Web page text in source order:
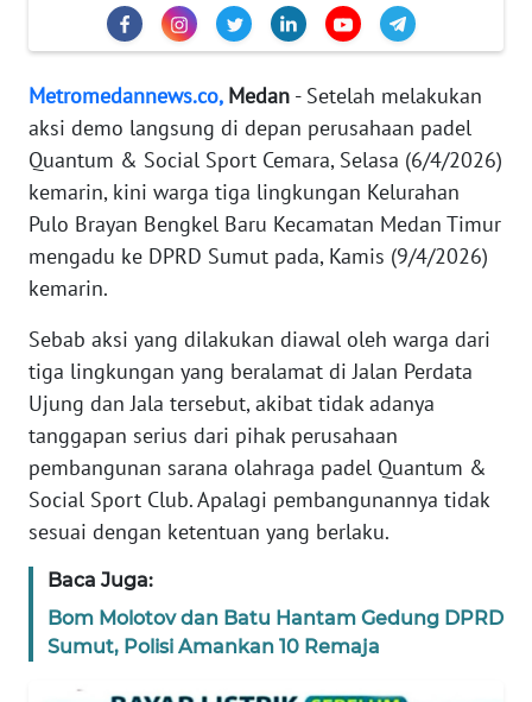
Metromedannews.co, Medan - Setelah melakukan
aksi demo langsung di depan perusahaan padel
Quantum & Social Sport Cemara, Selasa (6/4/2026)
kemarin, kini warga tiga lingkungan Kelurahan
Pulo Brayan Bengkel Baru Kecamatan Medan Timur
mengadu ke DPRD Sumut pada, Kamis (9/4/2026)
kemarin.
Sebab aksi yang dilakukan diawal oleh warga dari
tiga lingkungan yang beralamat di Jalan Perdata
Ujung dan Jala tersebut, akibat tidak adanya
tanggapan serius dari pihak perusahaan
pembangunan sarana olahraga padel Quantum &
Social Sport Club. Apalagi pembangunannya tidak
sesuai dengan ketentuan yang berlaku.
Baca Juga:
Bom Molotov dan Batu Hantam Gedung DPRD
Sumut, Polisi Amankan 10 Remaja
DISCLAIMER
News
Regional
WN
SUMUT
WN
JAKARTA
JABAR
WN
BANTEN
NTT
WN